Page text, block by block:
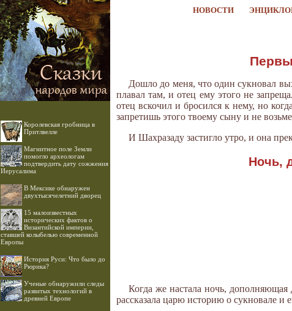
НОВОСТИ
Королевская гробница в
Притлвелле
Магнитное поле Земли
помогло археологам
подтвердить дату сожжения
Иерусалима
В Мексике обнаружен
двухтысячелетний дворец
15 малоизвестных
исторических фактов о
Византийской империи,
ставшей колыбелью современной
Европы
История Руси: Что было до
Рюрика?
Ученые обнаружили следы
развитых технологий в
древней Европе
Дошло до меня, что один сукновал
плавал там, и отец ему этого не
отец вскочил и бросился к нему, но
запретишь этого твоему сыну и не
И Шахразаду застигло утро, и она
Ночь,
Когда же настала ночь, дополняющая
рассказала царю историю о сукновале